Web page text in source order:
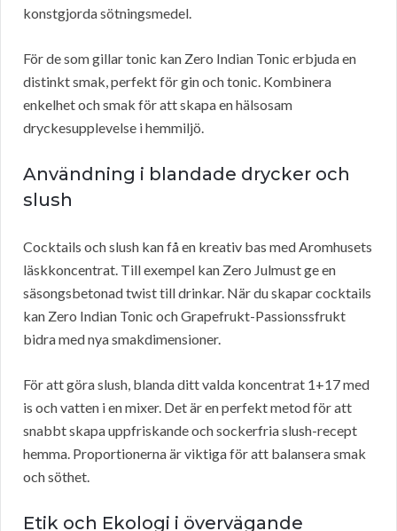
konstgjorda sötningsmedel.
För de som gillar tonic kan Zero Indian Tonic erbjuda en
distinkt smak, perfekt för gin och tonic. Kombinera
enkelhet och smak för att skapa en hälsosam
dryckesupplevelse i hemmiljö.
Användning i blandade drycker och
slush
Cocktails och slush kan få en kreativ bas med Aromhusets
läskkoncentrat. Till exempel kan Zero Julmust ge en
säsongsbetonad twist till drinkar. När du skapar cocktails
kan Zero Indian Tonic och Grapefrukt-Passionssfrukt
bidra med nya smakdimensioner.
För att göra slush, blanda ditt valda koncentrat 1+17 med
is och vatten i en mixer. Det är en perfekt metod för att
snabbt skapa uppfriskande och sockerfria slush-recept
hemma. Proportionerna är viktiga för att balansera smak
och söthet.
Etik och Ekologi i övervägande